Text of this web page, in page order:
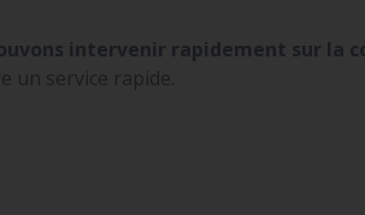
intervenir rapidement sur la
un service rapide.